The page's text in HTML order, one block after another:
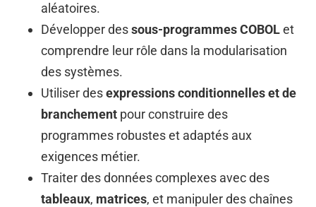
aléatoires.
Développer dessous-programmes COBOLet
comprendre leur rôle dans la modularisation
des systèmes.
Utiliser desexpressions conditionnelles et de
branchement pour construire des
programmes robustes et adaptés aux
exigences métier.
Traiter des données complexes avec des
tableaux, matrices, et manipuler des chaînes